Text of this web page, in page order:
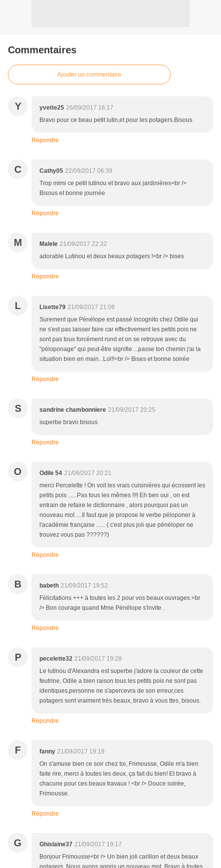
Commentaires
Ajouter un commentaire
Y yvette25 26/09/2017 16:17
Bravo pour ce beau petit lutin,et pour les potagers.Bisous
Répondre
C Cathy05 22/09/2017 06:39
Trop mimi ce petit lutinou et bravo aux jardinières<br />
Bisous et bonne journée
Répondre
M Malele 21/09/2017 22:32
adorable Lutinou et deux beaux potagers !<br /> bises
Répondre
L Lisette79 21/09/2017 21:06
Surement que Pénélope est passé incognito chez Odile qui
ne s'est pas laisser faire car effectivement les petits pois ne
sont pas tous forcément rond et on se retrouve avec du
"péloponage" qui peut-être signifie ...passe ton chemin j'ai la
situation bien en main...Lol!!<br /> Bises et bonne soirée
Répondre
S sandrine chambonniere 21/09/2017 20:25
superbe bravo bisous
Répondre
O Odile 54 21/09/2017 20:21
merci Percelette ! On voit les vrais cuisinières qui écossent les
petits pois ......Pas tous les mêmes !!!! Eh ben oui , on est
entrain de refaire le dictionnaire , alors pourquoi pas un
nouveau mot ....Il faut que je propose le verbe péloponer à
l'académie française ...... ( c'est plus joli que pénéloper ne
trouvez vous pas ??????)
Répondre
B babeth 21/09/2017 19:52
Félicitations +++ à toutes les 2 pour vos beaux ouvrages.<br
/> Bon courage quand Mme Pénélope s'invite .
Répondre
P pecelette32 21/09/2017 19:28
Le lutinou d'Alexandra est superbe j'adore la couleur de cette
feutrine, Odile a bien raison tous les petits pois ne sont pas
identiques,personne ne s'apercevra de son erreur,ces
potagers sont vraiment très beaux, bravo à vous ttes, bisous.
Répondre
F fanny 21/09/2017 19:19
On s'amuse bien ce soir chez toi, Frimousse, Odile m'a bien
faite rire, merci à toutes les deux, ça fait du bien! Et bravo à
chacune pour ces beaux travaux ! <br /> Douce soirée,
Frimousse.
Répondre
G Ghislaine37 21/09/2017 19:17
Bonjour Frimousse<br /> Un bien joli carillon et deux beaux
potagers. Nous avons appris un nouveau mot. Bravo à toutes.